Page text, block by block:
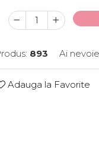
893 Ai
Adauga la Favorite